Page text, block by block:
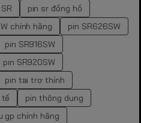
pin sr đồng hồ
chính hãng
pin SR626SW
pin SR916SW
pin SR920SW
pin tai trợ thính
pin thông dụng
gp chính hãng